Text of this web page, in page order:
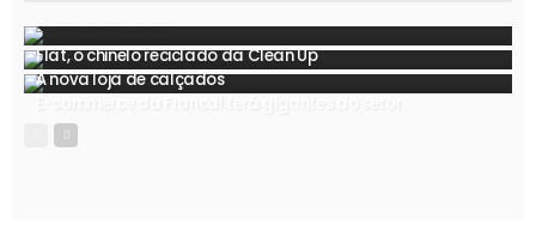
Flat, o chinelo reciclado da Clean Up
A nova loja de calçados